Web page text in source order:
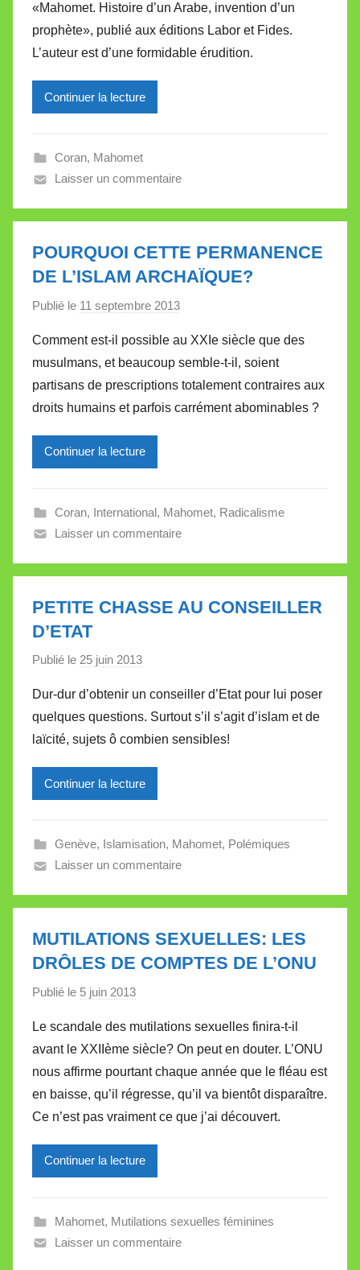
e
i
l
l
e
«Mahomet. Histoire d’un Arabe, invention d’un
prophète», publié aux éditions Labor et Fides.
L’auteur est d’une formidable érudition.
Continuer la lecture
Coran, Mahomet
Laisser un commentaire
POURQUOI CETTE PERMANENCE
DE L’ISLAM ARCHAÏQUE?
Publié le 11 septembre 2013
r
M
r
e
V
l
l
Comment est-il possible au XXIe siècle que des
musulmans, et beaucoup semble-t-il, soient
partisans de prescriptions totalement contraires aux
droits humains et parfois carrément abominables ?
Continuer la lecture
Coran, International, Mahomet, Radicalisme
Laisser un commentaire
PETITE CHASSE AU CONSEILLER
D’ETAT
Publié le 25 juin 2013
r
M
i
r
e
l
e
a
l
e
Dur-dur d’obtenir un conseiller d’Etat pour lui poser
quelques questions. Surtout s’il s’agit d’islam et de
laïcité, sujets ô combien sensibles!
Continuer la lecture
Genève, Islamisation, Mahomet, Polémiques
Laisser un commentaire
MUTILATIONS SEXUELLES: LES
DRÔLES DE COMPTES DE L’ONU
Publié le 5 juin 2013
r
M
i
r
e
l
l
V
a
Le scandale des mutilations sexuelles finira-t-il
avant le XXIIème siècle? On peut en douter. L’ONU
nous affirme pourtant chaque année que le fléau est
en baisse, qu’il régresse, qu’il va bientôt disparaître.
Ce n’est pas vraiment ce que j’ai découvert.
Continuer la lecture
Mahomet, Mutilations sexuelles féminines
Laisser un commentaire